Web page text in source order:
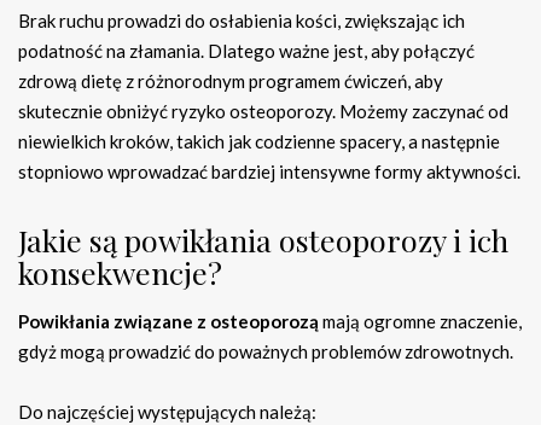
Brak ruchu prowadzi do osłabienia kości, zwiększając ich
podatność na złamania. Dlatego ważne jest, aby połączyć
zdrową dietę z różnorodnym programem ćwiczeń, aby
skutecznie obniżyć ryzyko osteoporozy. Możemy zaczynać od
niewielkich kroków, takich jak codzienne spacery, a następnie
stopniowo wprowadzać bardziej intensywne formy aktywności.
Jakie są powikłania osteoporozy i ich
konsekwencje?
Powikłania związane z osteoporozą mają ogromne znaczenie,
gdyż mogą prowadzić do poważnych problemów zdrowotnych.
Do najczęściej występujących należą: